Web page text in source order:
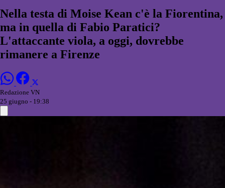
Nella testa di Moise Kean c'è la Fiorentina,
ma in quella di Fabio Paratici?
L'attaccante viola, a oggi, dovrebbe
rimanere a Firenze
Redazione VN
25 giugno - 19:38